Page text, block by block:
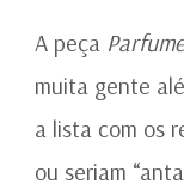
A peça
muita gente
a lista com os
ou seriam